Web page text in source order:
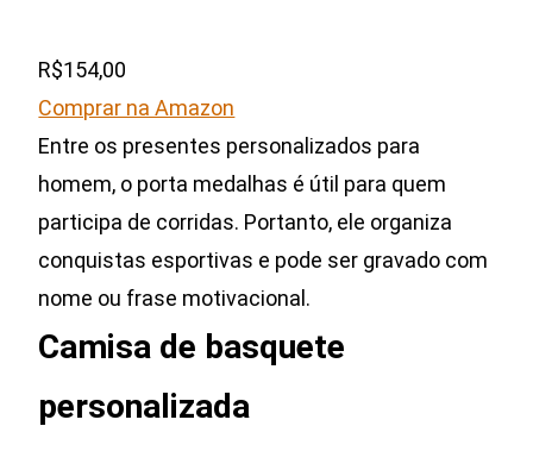
R$154,00
Comprar na Amazon
Entre os presentes personalizados para
homem, o porta medalhas é útil para quem
participa de corridas. Portanto, ele organiza
conquistas esportivas e pode ser gravado com
nome ou frase motivacional.
Camisa de basquete
personalizada